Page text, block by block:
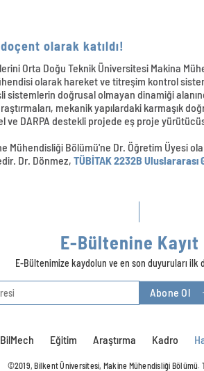
olarak katıldı!
Orta Doğu Teknik Üniversitesi Makina
olarak hareket ve titreşim kontrol
doğrusal olmayan dinamiği
mekanik yapılardaki karmaşık
ve DARPA destekli projede eş proje
Bölümü'ne Dr. Öğretim Üyesi
Dr. Dönmez, TÜBİTAK 2232B
E-Bültenine Kayıt
E-Bültenimize kaydolun ve en son duyuruları ilk
Abone Ol
BilMech Eğitim Araştırma Kadro
©2019, Bilkent Üniversitesi, Makine Mühendisliği Bölümü.